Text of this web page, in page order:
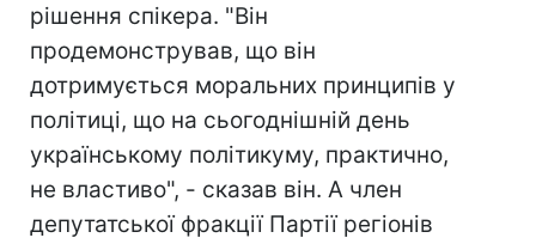
рішення спікера. "Він
продемонстрував, що він
дотримується моральних принципів у
політиці, що на сьогоднішній день
українському політикуму, практично,
не властиво", - сказав він. А член
депутатської фракції Партії регіонів